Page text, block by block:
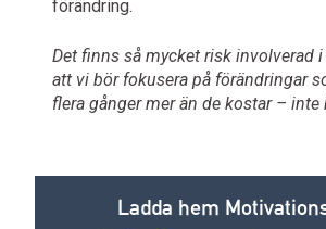
förändring.
Det finns så mycket risk involverad
att vi bör fokusera på förändringar
flera gånger mer än de kostar – inte
Ladda hem